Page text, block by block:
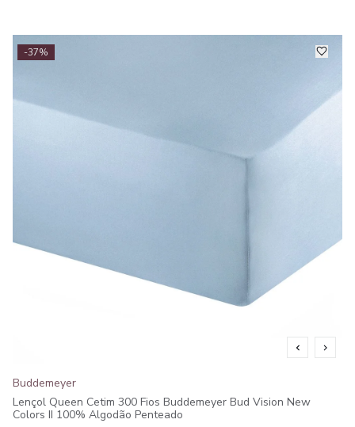
-37%
Buddemeyer
Lençol Queen Cetim 300 Fios Buddemeyer Bud Vision New
Colors II 100% Algodão Penteado